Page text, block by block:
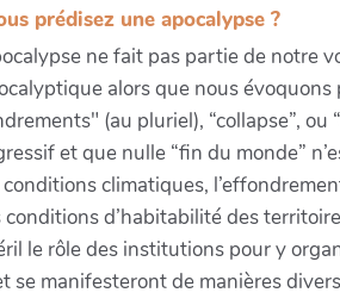
prédisez une apocalypse ?
ne fait pas partie de notre
alors que nous
(au pluriel), “collapse”,
et que nulle “fin du monde”
climatiques,
d’habitabilité des
le rôle des institutions pour y
se manifesteront de manières